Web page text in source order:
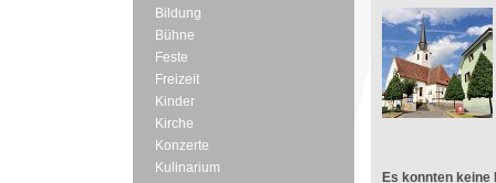
Bildung
Bühne
Feste
Freizeit
Kinder
Kirche
Konzerte
Kulinarium
Es konnten keine